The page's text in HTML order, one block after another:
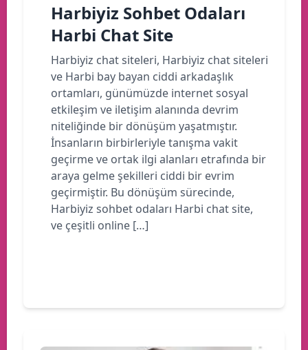
Harbiyiz Sohbet Odaları
Harbi Chat Site
Harbiyiz chat siteleri, Harbiyiz chat siteleri
ve Harbi bay bayan ciddi arkadaşlık
ortamları, günümüzde internet sosyal
etkileşim ve iletişim alanında devrim
niteliğinde bir dönüşüm yaşatmıştır.
İnsanların birbirleriyle tanışma vakit
geçirme ve ortak ilgi alanları etrafında bir
araya gelme şekilleri ciddi bir evrim
geçirmiştir. Bu dönüşüm sürecinde,
Harbiyiz sohbet odaları Harbi chat site,
ve çeşitli online […]